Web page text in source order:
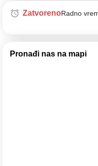
ZatvorenoRadno
Pronađi nas na mapi